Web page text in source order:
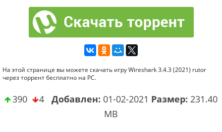
На этой странице вы можете скачать игру Wireshark 3.4.3 (2021) rutor
через торрент бесплатно на PC.
390 4 Добавлен: 01-02-2021 Размер: 231.40
MB